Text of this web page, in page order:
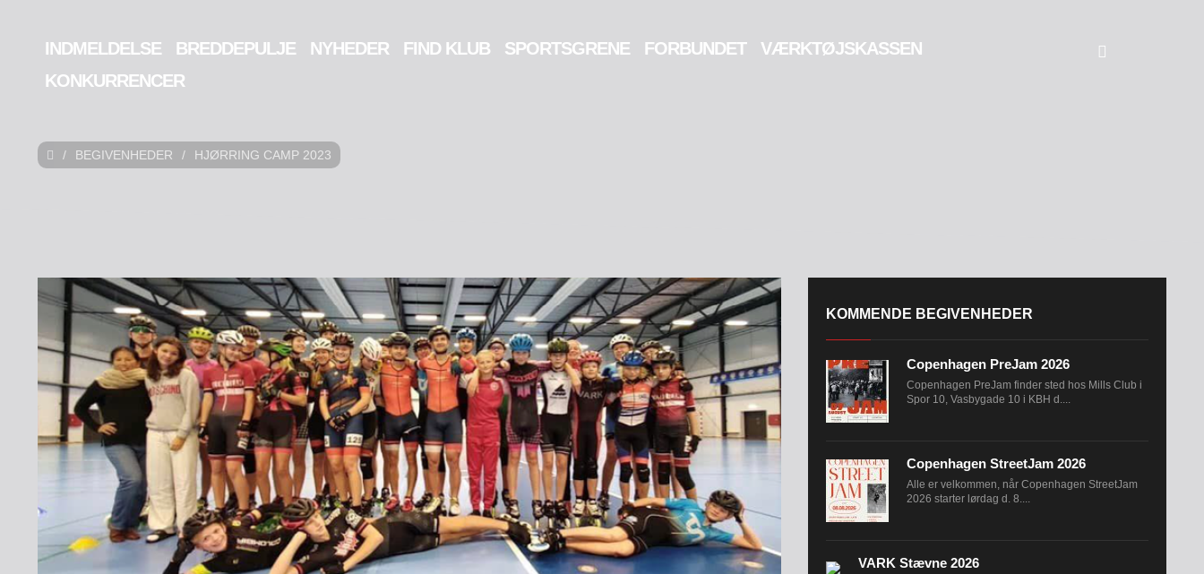
INDMELDELSE BREDDEPULJE NYHEDER FIND KLUB SPORTSGRENE FORBUNDET
VÆRKTØJSKASSEN
KONKURRENCER
/ BEGIVENHEDER / HJØRRING CAMP 2023
KOMMENDE BEGIVENHEDER
Copenhagen PreJam 2026
Copenhagen PreJam finder sted hos Mills Club i
Spor 10, Vasbygade 10 i KBH d....
Copenhagen StreetJam 2026
Alle er velkommen, når Copenhagen StreetJam
2026 starter lørdag d. 8....
VARK Stævne 2026